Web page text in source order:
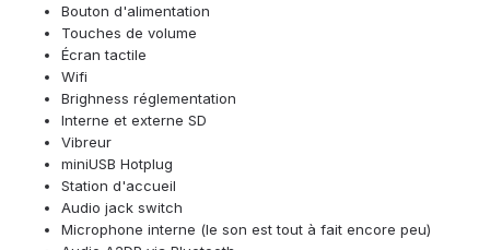
Bouton d'alimentation
Touches de volume
Écran tactile
Wifi
Brighness réglementation
Interne et externe SD
Vibreur
miniUSB Hotplug
Station d'accueil
Audio jack switch
Microphone interne (le son est tout à fait encore peu)